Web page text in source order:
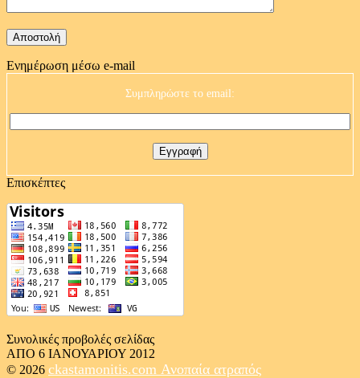
Ενημέρωση μέσω e-mail
Συμπληρώστε το email:
Επισκέπτες
Συνολικές προβολές σελίδας
ΑΠΟ 6 ΙΑΝΟΥΑΡΙΟΥ 2012
© 2026 ckastamonitis.com Ανοπαία ατραπός